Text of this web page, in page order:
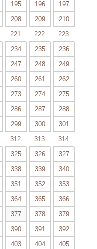
195 196
197
208 209
210
221 222
223
234 235
236
247 248
249
260 261
262
273 274
275
286 287
288
299 300
301
312 313
314
325 326
327
338 339
340
351 352
353
364 365
366
377 378
379
390 391
392
403 404
405